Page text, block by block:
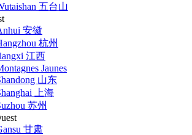
五台山
安徽
杭州
江西
Jaunes
山东
上海
苏州
甘肃